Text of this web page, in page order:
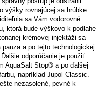
výšky rovnajúcej sa hrúbke
sa Vám vodorovné
ktorá bude výškovo k podlahe
krémovej injektáži sa
a po tejto technologickej
odporúčanie je použiť
AquaSalt Stop® a po ďalšej
napríklad Jupol Classic.
nezasolené, pevné k